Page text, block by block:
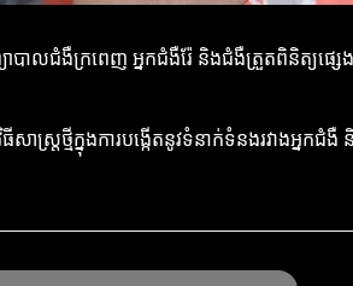
ាបាលជំងឺក្រពេញ អ្នកជំងឺរ៉ែ និងជំងឺត្រួតពិនិត្យ
ាស្ត្រថ្មីក្នុងការបង្កើតនូវទំនាក់ទំនងរវាងអ្